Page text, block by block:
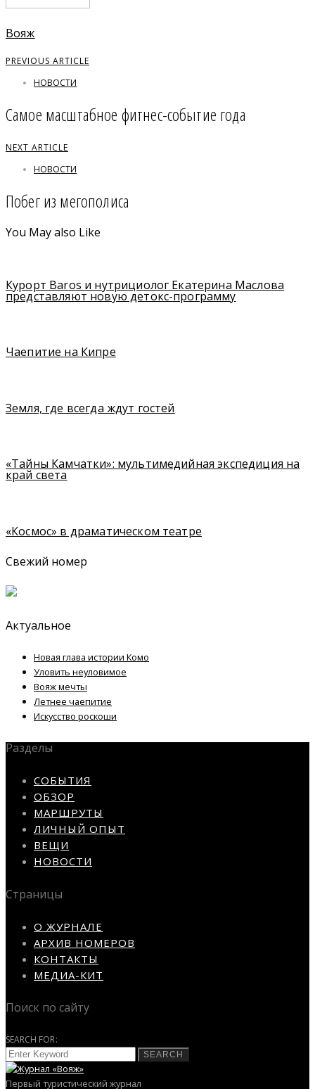
Вояж
PREVIOUS ARTICLE
НОВОСТИ
Самое масштабное фитнес-событие года
NEXT ARTICLE
НОВОСТИ
Побег из мегополиса
You May also Like
Курорт Baros и нутрициолог Екатерина Маслова
представляют новую детокс-программу
Чаепитие на Кипре
Земля, где всегда ждут гостей
«Тайны Камчатки»: мультимедийная экспедиция на
край света
«Космос» в драматическом театре
Свежий номер
Актуальное
Новая глава истории Комо
Уловить неуловимое
Вояж мечты
Летнее чаепитие
Искусство роскоши
Разделы
СОБЫТИЯ
ОБЗОР
МАРШРУТЫ
ЛИЧНЫЙ ОПЫТ
ВЕЩИ
НОВОСТИ
Страницы
О ЖУРНАЛЕ
АРХИВ НОМЕРОВ
КОНТАКТЫ
МЕДИА-КИТ
Поиск по сайту
SEARCH FOR:
SEARCH
Первый туристический журнал